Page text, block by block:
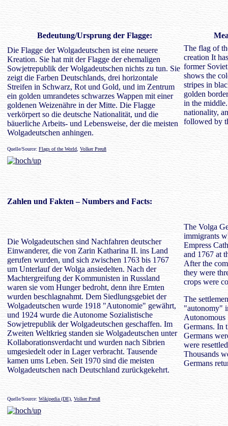
Bedeutung/Ursprung der Flagge:
Die Flagge der Wolgadeutschen ist eine neuere
Kreation. Sie hat mit der Flagge der ehemaligen
Sowjetrepublik der Wolgadeutschen nichts zu tun. Sie
zeigt die Farben Deutschlands, drei horizontale
Streifen in Schwarz, Rot und Gold, und im Zentrum
ein golden umrandetes schwarzes Wappen mit einer
goldenen Weizenähre in der Mitte. Die Flagge
verkörpert so die deutsche Nationalität, und die
bäuerliche Arbeits- und Lebensweise, der die meisten
Wolgadeutschen anhingen.
The flag of
creation It
former
shows the
stripes in
golden
in the
nationality,
followed by
Quelle/Source: Flags of the World Volker Preuß
Zahlen und Fakten – Numbers and Facts:
Die Wolgadeutschen sind Nachfahren deutscher
Einwanderer, die von Zarin Katharina II. ins Land
gerufen wurden, und sich zwischen 1763 bis 1767
um Unterlauf der Wolga ansiedelten. Nach der
Machtergreifung der Kommunisten in Russland
waren sie vom Hunger bedroht, denn ihre Ernten
wurden beschlagnahmt. Dem Siedlungsgebiet der
Wolgadeutschen wurde 1918 "Autonomie" gewährt,
und 1924 wurde die Autonome Sozialistische
Sowjetrepublik der Wolgadeutschen geschaffen. Im
Zweiten Weltkrieg standen sie Wolgadeutschen unter
Kollaborationsverdacht und wurden nach Sibrien
umgesiedelt oder in Lager verbracht. Tausende
kamen ums Leben. Seit 1970 sind die meisten
Wolgadeutschen nach Deutschland zurückgekehrt.
The Volga
immigrants
Empress
and 1767 at
After the
they were
crops were
The
"autonomy"
Autonomous
Germans. In
Germans
were
Thousands
Germans
Quelle/Source: Wikipedia (DE) Volker Preuß